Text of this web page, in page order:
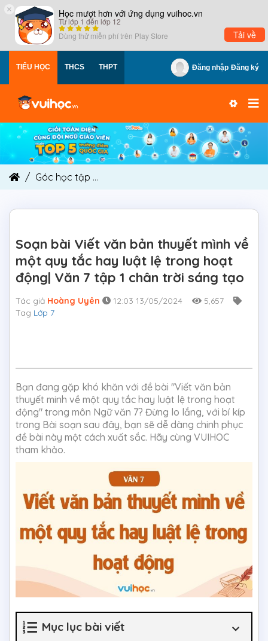
× Học mượt hơn với ứng dụng vuihoc.vn
Từ lớp 1 đến lớp 12
Dùng thử miễn phí trên Play Store Tải về
TIỂU HỌC THCS THPT Đăng nhập Đăng ký
Góc học tập
Soạn bài Viết văn bản thuyết mình về
một quy tắc hay luật lệ trong hoạt
động| Văn 7 tập 1 chân trời sáng tạo
Tác giả Hoàng Uyên 12:03 13/05/2024
5,657
Tag Lớp 7
Bạn đang gặp khó khăn với đề bài "Viết văn bản
thuyết minh về một quy tắc hay luật lệ trong hoạt
động" trong môn Ngữ văn 7? Đừng lo lắng, với bí kíp
trong Bài soạn sau đây, bạn sẽ dễ dàng chinh phục
đề bài này một cách xuất sắc. Hãy cùng VUIHOC
tham khảo.
Mục lục bài viết